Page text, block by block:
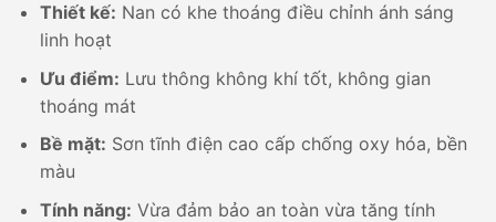
Thiết kế: Nan có khe thoáng điều chỉnh ánh sáng
linh hoạt
Ưu điểm: Lưu thông không khí tốt, không gian
thoáng mát
Bề mặt: Sơn tĩnh điện cao cấp chống oxy hóa, bền
màu
Tính năng: Vừa đảm bảo an toàn vừa tăng tính